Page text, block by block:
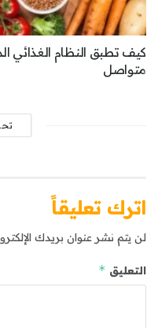
كيف تطبق النظام الغذائي
متواصل
اترك تعليقاً
لن يتم نشر عنوان بريدك
التعليق *